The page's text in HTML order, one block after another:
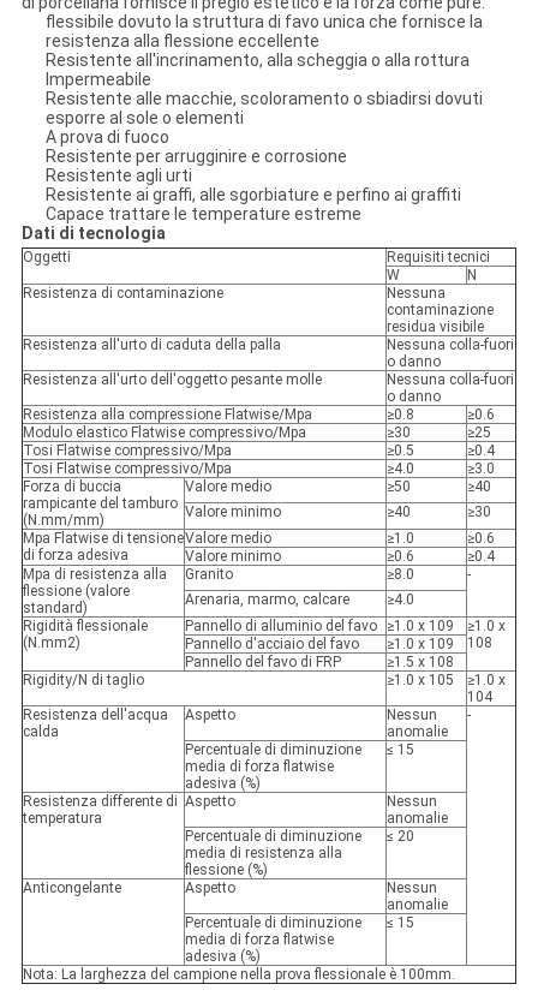
flessibile dovuto la struttura di favo unica che fornisce la
resistenza alla flessione eccellente
Resistente all'incrinamento, alla scheggia o alla rottura
Impermeabile
Resistente alle macchie, scoloramento o sbiadirsi dovuti
esporre al sole o elementi
A prova di fuoco
Resistente per arrugginire e corrosione
Resistente agli urti
Resistente ai graffi, alle sgorbiature e perfino ai graffiti
Capace trattare le temperature estreme
Dati di tecnologia
Oggetti
Requisiti tecnici
W
N
Resistenza di contaminazione
Nessuna
contaminazione
residua visibile
Resistenza all'urto di caduta della palla
Nessuna colla-fuori
o danno
Resistenza all'urto dell'oggetto pesante molle
Nessuna colla-fuori
o danno
Resistenza alla compressione Flatwise/Mpa
≥0.8
≥0.6
Modulo elastico Flatwise compressivo/Mpa
≥30
≥25
Tosi Flatwise compressivo/Mpa
≥0.5
≥0.4
Tosi Flatwise compressivo/Mpa
≥4.0
≥3.0
Forza di buccia
rampicante del tamburo
(N.mm/mm)
Valore medio ≥50
≥40
Valore minimo
≥40
≥30
Mpa Flatwise di tensione
di forza adesiva
Valore medio ≥1.0
≥0.6
Valore minimo
≥0.6
≥0.4
Mpa di resistenza alla
flessione (valore
standard)
Granito ≥8.0
-
Arenaria, marmo, calcare
≥4.0
Rigidità flessionale
(N.mm2)
Pannello di alluminio del favo ≥1.0 x 109
≥1.0 x
108
Pannello d'acciaio del favo
≥1.0 x 109
Pannello del favo di FRP
≥1.5 x 108
Rigidity/N di taglio
≥1.0 x 105
≥1.0 x
104
Resistenza dell'acqua
calda
Aspetto
Nessun
anomalie
-
Percentuale di diminuzione
media di forza flatwise
adesiva (%)
≤ 15
Resistenza differente di
temperatura
Aspetto
Nessun
anomalie
Percentuale di diminuzione
media di resistenza alla
flessione (%)
≤ 20
Anticongelante Aspetto
Nessun
anomalie
Percentuale di diminuzione
media di forza flatwise
adesiva (%)
≤ 15
Nota: La larghezza del campione nella prova flessionale è 100mm.